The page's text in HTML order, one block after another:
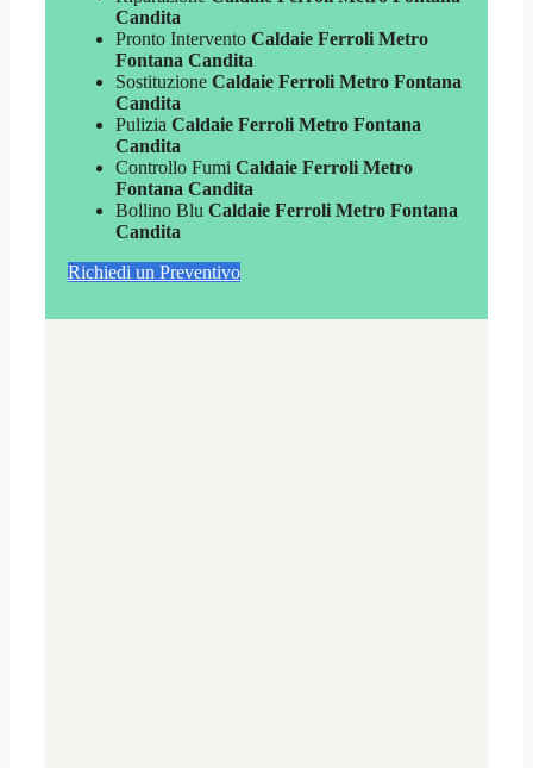
Candita
Pronto Intervento Caldaie Ferroli Metro
Fontana Candita
Sostituzione Caldaie Ferroli Metro Fontana
Candita
Pulizia Caldaie Ferroli Metro Fontana
Candita
Controllo Fumi Caldaie Ferroli Metro
Fontana Candita
Bollino Blu Caldaie Ferroli Metro Fontana
Candita
Richiedi un Preventivo